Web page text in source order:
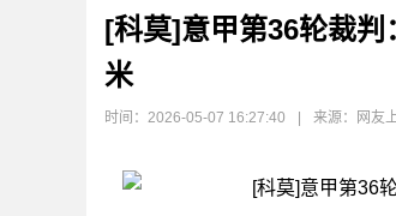
[科莫]意甲第36轮裁判
米
时间：2026-05-07 16:27:40 来源：网友